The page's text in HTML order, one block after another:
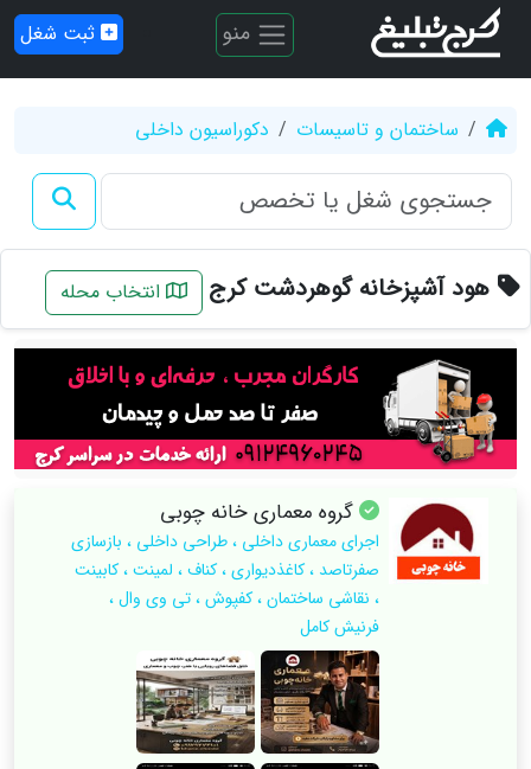
منو ثبت شغل
ساختمان و تاسیسات دکوراسیون داخلی
هود آشپزخانه گوهردشت کرج انتخاب محله
گروه‌ معماری خانه چوبی
اجرای معماری داخلی ، طراحی داخلی ، بازسازی
صفرتاصد ، کاغذدیواری ، کناف ، لمینت ، کابینت
، نقاشی ساختمان ، کفپوش ، تی وی وال ،
فرنیش کامل